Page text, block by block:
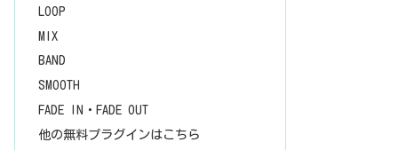
LOOP
MIX
BAND
SMOOTH
FADE IN・FADE OUT
他の無料プラグインはこちら